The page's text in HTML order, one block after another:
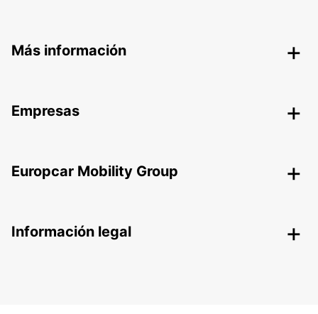
Más información
Empresas
Europcar Mobility Group
Información legal